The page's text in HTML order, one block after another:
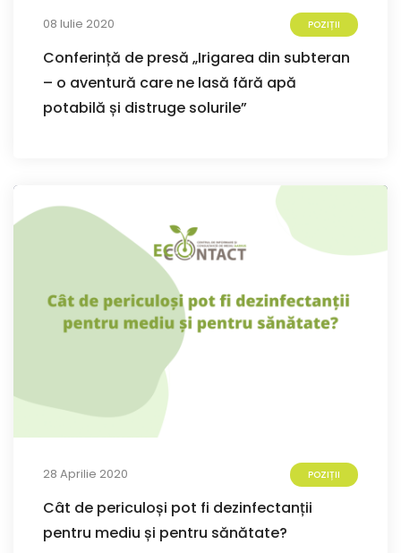
08 Iulie 2020 POZIȚII
Conferință de presă „Irigarea din subteran
– o aventură care ne lasă fără apă
potabilă și distruge solurile”
28 Aprilie 2020 POZIȚII
Cât de periculoși pot fi dezinfectanții
pentru mediu și pentru sănătate?